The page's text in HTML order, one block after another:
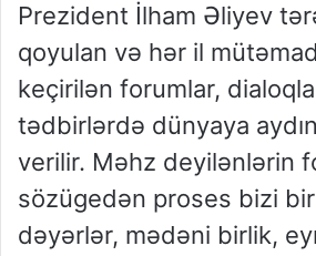
Prezident İlham Əliyev
qoyulan və hər il
keçirilən forumlar,
tədbirlərdə dünyaya
verilir. Məhz deyilənlərin
sözügedən proses bizi
dəyərlər, mədəni birlik,